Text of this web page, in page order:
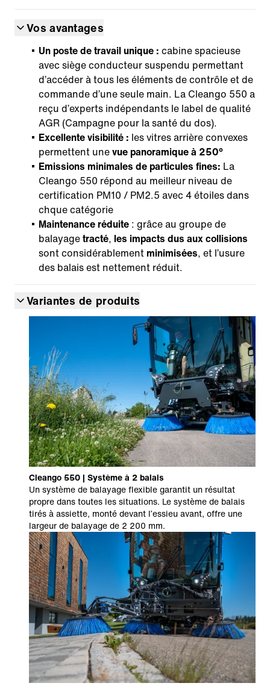
Vos avantages
Un poste de travail unique : cabine spacieuse
avec siège conducteur suspendu permettant
d’accéder à tous les éléments de contrôle et de
commande d’une seule main. La Cleango 550 a
reçu d’experts indépendants le label de qualité
AGR (Campagne pour la santé du dos).
Excellente visibilité : les vitres arrière convexes
permettent unevue panoramique à 250°
Emissions minimales de particules fines: La
Cleango 550 répond au meilleur niveau de
certification PM10 / PM2.5 avec 4 étoiles dans
chque catégorie
Maintenance réduite : grâce au groupe de
balayagetracté, les impacts dus aux collisions
sont considérablement minimisées, et l’usure
des balais est nettement réduit.
Variantes de produits
Cleango 550 | Système à 2 balais
Un système de balayage flexible garantit un résultat
propre dans toutes les situations. Le système de balais
tirés à assiette, monté devant l’essieu avant, offre une
largeur de balayage de 2 200 mm.